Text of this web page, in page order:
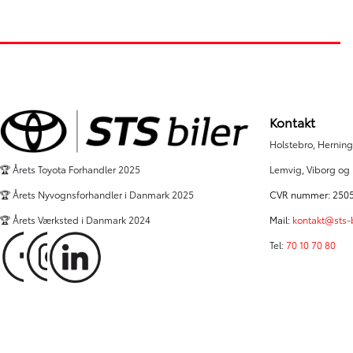
El
El
🏆 Årets Toyota Forhandler 2025
🏆 Årets Nyvognsforhandler i Danmark 2025
🏆 Årets Værksted i Danmark 2024
Kontakt
Holstebro,
Lemvig, Viborg og
CVR nummer:
Mail:
Tel:70 10 70 80